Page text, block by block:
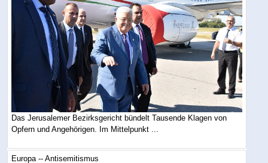
Das Jerusalemer Bezirksgericht bündelt Tausende Klagen von
Opfern und Angehörigen. Im Mittelpunkt ...
Europa -- Antisemitismus